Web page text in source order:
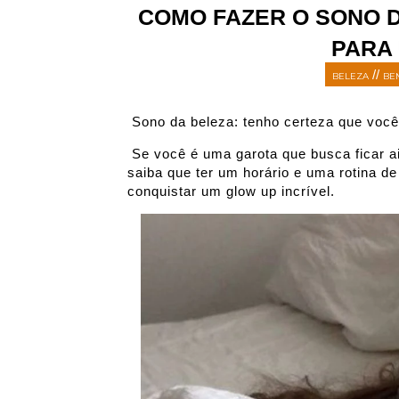
COMO FAZER O SONO
PARA
BELEZA //
Sono da beleza: tenho certeza que
saiba que ter um horário e uma rotina
conquistar um glow up incrível.